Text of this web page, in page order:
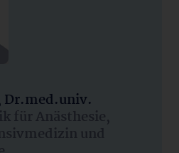
Dr.med.univ.
für Anästhesie,
und